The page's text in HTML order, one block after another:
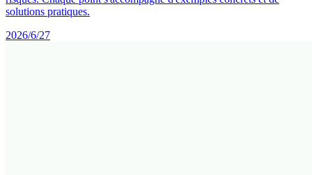
solutions pratiques.
2026/6/27